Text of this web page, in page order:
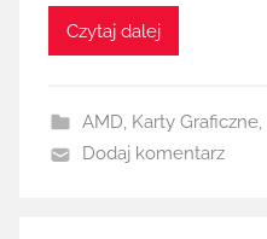
Czytaj dalej
AMD, Karty Graficzne,
Dodaj komentarz